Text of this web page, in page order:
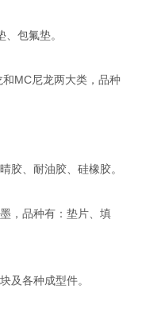
包氟垫。
MC尼龙两大类，品种
、耐油胶、硅橡胶。
，品种有：垫片、填
及各种成型件。